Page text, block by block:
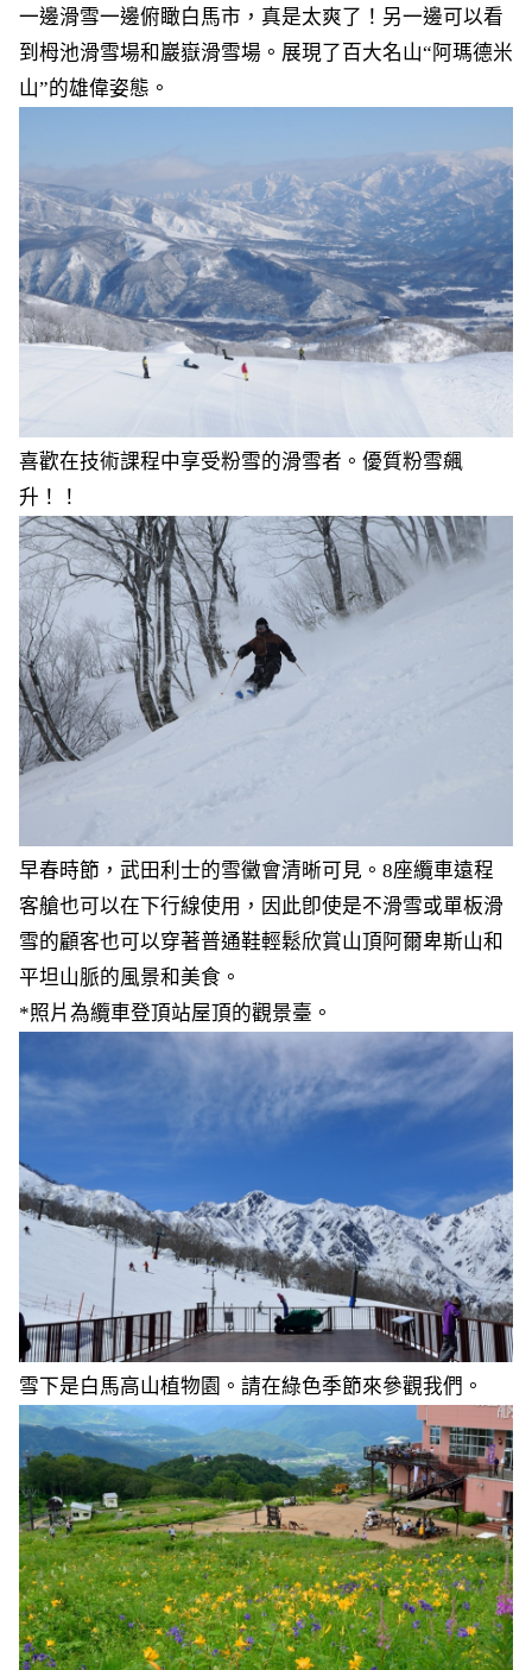
一邊滑雪一邊俯瞰白馬市，真是太爽了！另一邊可以看
到栂池滑雪場和巖嶽滑雪場。展現了百大名山“阿瑪德米
山”的雄偉姿態。
喜歡在技術課程中享受粉雪的滑雪者。優質粉雪飆
升！！
早春時節，武田利士的雪黴會清晰可見。8座纜車遠程
客艙也可以在下行線使用，因此卽使是不滑雪或單板滑
雪的顧客也可以穿著普通鞋輕鬆欣賞山頂阿爾卑斯山和
平坦山脈的風景和美食。
*照片為纜車登頂站屋頂的觀景臺。
雪下是白馬高山植物園。請在綠色季節來參觀我們。